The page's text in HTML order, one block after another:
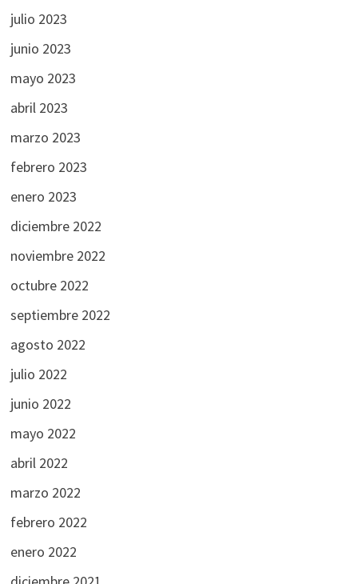
julio 2023
junio 2023
mayo 2023
abril 2023
marzo 2023
febrero 2023
enero 2023
diciembre 2022
noviembre 2022
octubre 2022
septiembre 2022
agosto 2022
julio 2022
junio 2022
mayo 2022
abril 2022
marzo 2022
febrero 2022
enero 2022